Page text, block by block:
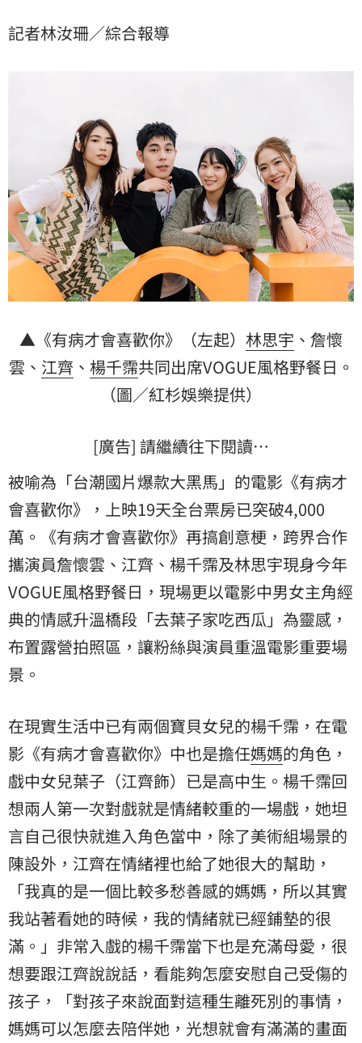
記者林汝珊／綜合報導
▲《有病才會喜歡你》（左起） 林思宇 、 詹懷
雲 、 江齊 、 楊千霈共同出席VOGUE風格野餐日。
（圖／紅杉娛樂提供）
[廣告] 請繼續往下閱讀…
被喻為「台潮國片爆款大黑馬」的電影《有病才
會喜歡你》，上映19天全台票房已突破4,000
萬。《有病才會喜歡你》再搞創意梗，跨界合作
攜演員詹懷雲、江齊、楊千霈及林思宇現身今年
VOGUE風格野餐日，現場更以電影中男女主角經
典的情感升溫橋段「去葉子家吃西瓜」為靈感，
布置露營拍照區，讓粉絲與演員重溫電影重要場
景。
在現實生活中已有兩個寶貝女兒的楊千霈，在電
影《有病才會喜歡你》中也是擔任媽媽的角色，
戲中女兒葉子（江齊飾）已是高中生。楊千霈回
想兩人第一次對戲就是情緒較重的一場戲，她坦
言自己很快就進入角色當中，除了美術組場景的
陳設外，江齊在情緒裡也給了她很大的幫助，
「我真的是一個比較多愁善感的媽媽，所以其實
我站著看她的時候，我的情緒就已經鋪墊的很
滿。」非常入戲的楊千霈當下也是充滿母愛，很
想要跟江齊說說話，看能夠怎麼安慰自己受傷的
孩子，「對孩子來說面對這種生離死別的事情，
媽媽可以怎麼去陪伴她，光想就會有滿滿的畫面